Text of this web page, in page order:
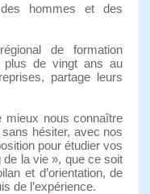
hommes et des
de formation
plus de vingt ans au
partage leurs
mieux nous connaître
hésiter, avec nos
pour étudier vos
de la vie », que ce soit
et d’orientation, de
de l’expérience.